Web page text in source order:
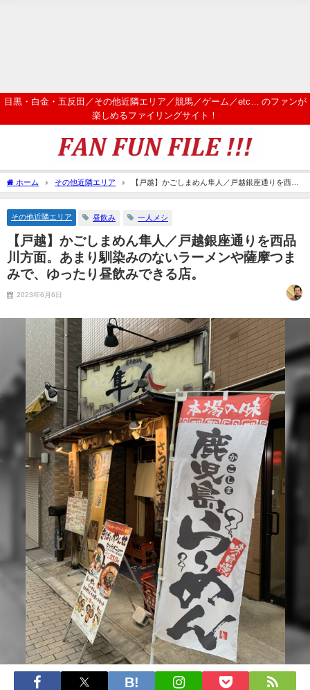
目黒・白金・五反田／その他近隣エリア／競馬／ゲーム／etc… のファンが
楽しめるファイリングサイト！
ホーム その他近隣エリア
【戸越】かごしまめん隼人／戸越銀座通りを西品
川方面。あまり馴染みのないラーメンや薩摩つまみで、ゆったり昼飲みできる店。
その他近隣エリア 昼飲み 一人メシ
【戸越】かごしまめん隼人／戸越銀座通りを西品
川方面。あまり馴染みのないラーメンや薩摩つま
みで、ゆったり昼飲みできる店。
2023年6月6日